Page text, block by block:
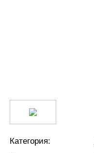
Категория: